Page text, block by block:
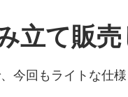
シ
立て販
今回もライトな仕様